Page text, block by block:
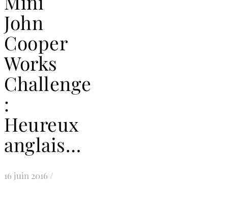
John
Cooper
Works
Challenge
:
Heureux
anglais…
16 juin 2016 /